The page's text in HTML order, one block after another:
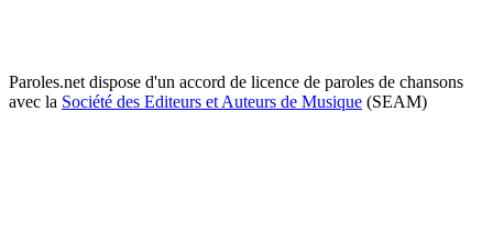
Paroles.net dispose d'un accord de licence de paroles de chansons
avec la Société des Editeurs et Auteurs de Musique (SEAM)